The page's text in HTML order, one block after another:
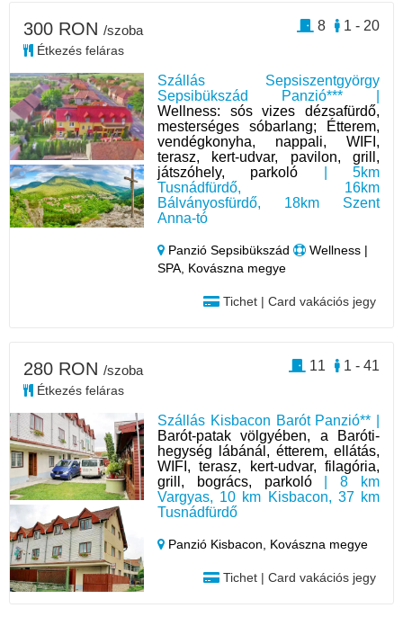
Szállás Sepsiszentgyörgy
Sepsibükszád Panzió*** |
Wellness: sós vizes dézsafürdő,
mesterséges sóbarlang; Étterem,
vendégkonyha, nappali, WIFI,
terasz, kert-udvar, pavilon, grill,
játszóhely, parkoló | 5km
Tusnádfürdő, 16km
Bálványosfürdő, 18km Szent
Anna-tó
Panzió Sepsibükszád
Wellness |
SPA, Kovászna megye
Tichet | Card vakációs jegy
300 RON /szoba
Étkezés feláras
1 - 20
8
Szállás Kisbacon Barót Panzió** |
Barót-patak völgyében, a Baróti-
hegység lábánál, étterem, ellátás,
WIFI, terasz, kert-udvar, filagória,
grill, bogrács, parkoló| 8 km
Vargyas, 10 km Kisbacon, 37 km
Tusnádfürdő
Panzió Kisbacon, Kovászna megye
Tichet | Card vakációs jegy
280 RON /szoba
Étkezés feláras
1 - 41
11